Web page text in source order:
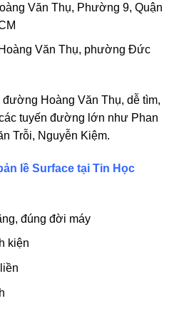
Văn Thụ, Phường 9, Quận
Văn Thụ, phường Đức
Hoàng Văn Thụ, dễ tìm,
tuyến đường lớn như Phan
Trỗi, Nguyễn Kiệm.
lề Surface tại Tin Học
đúng đời máy
kiện